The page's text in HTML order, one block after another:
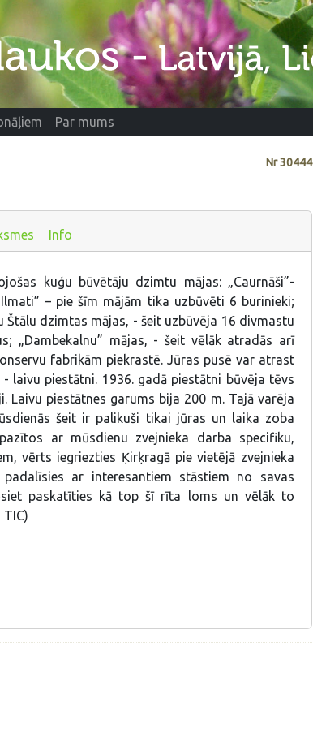
Par mums
Nr30444
Info
kuģu būvētāju dzimtu mājas: „Caurnāši”-
– pie šīm mājām tika uzbūvēti 6 burinieki;
Štālu dzimtas mājas, - šeit uzbūvēja 16 divmastu
„Dambekalnu” mājas, - šeit vēlāk atradās arī
fabrikām piekrastē. Jūras pusē var atrast
laivu piestātni. 1936. gadā piestātni būvēja tēvs
Laivu piestātnes garums bija 200 m. Tajā varēja
šeit ir palikuši tikai jūras un laika zoba
ar mūsdienu zvejnieka darba specifiku,
vērts iegriezties Ķirķragā pie vietējā zvejnieka
padalīsies ar interesantiem stāstiem no savas
paskatīties kā top šī rīta loms un vēlāk to